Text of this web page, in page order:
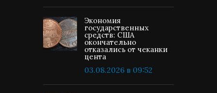
Экономия
государственных
средств: США
окончательно
отказались от чеканки
цента
03.08.2026 в 09:52